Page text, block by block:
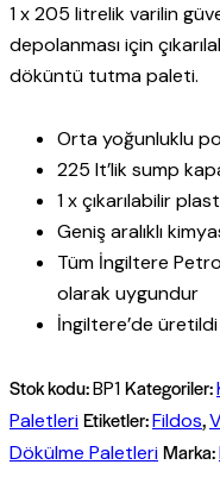
1 x 205 litrelik varilin
depolanması için
döküntü tutma paleti.
Orta yoğunluklu
225 lt’lik sump
1 x çıkarılabilir
Geniş aralıklı
Tüm İngiltere
olarak uygundur
İngiltere’de üretildi
Stok kodu:BP1Kategoriler:
PaletleriEtiketler:Fildos,
Dökülme PaletleriMarka: